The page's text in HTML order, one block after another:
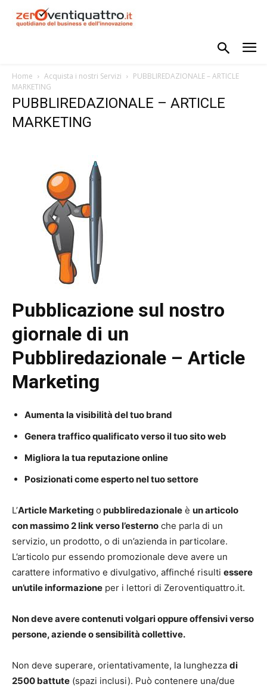
Home Acquista i nostri Servizi
PUBBLIREDAZIONALE – ARTICLE
MARKETING
PUBBLIREDAZIONALE – ARTICLE
MARKETING
Pubblicazione sul nostro
giornale di un
Pubbliredazionale – Article
Marketing
Aumenta la visibilità del tuo brand
Genera traffico qualificato verso il tuo sito web
Migliora la tua reputazione online
Posizionati come esperto nel tuo settore
L’Article Marketing o pubbliredazionale è un articolo
con massimo 2 link verso l’esterno che parla di un
servizio, un prodotto, o di un’azienda in particolare.
L’articolo pur essendo promozionale deve avere un
carattere informativo e divulgativo, affinché risulti essere
un’utile informazione per i lettori di Zeroventiquattro.it.
Non deve avere contenuti volgari oppure offensivi verso
persone, aziende o sensibilità collettive.
Non deve superare, orientativamente, la lunghezza di
2500 battute (spazi inclusi). Può contenere una/due